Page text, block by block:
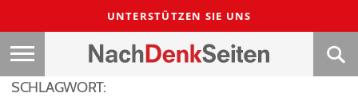
UNTERSTÜTZEN SIE UNS
SCHLAGWORT: